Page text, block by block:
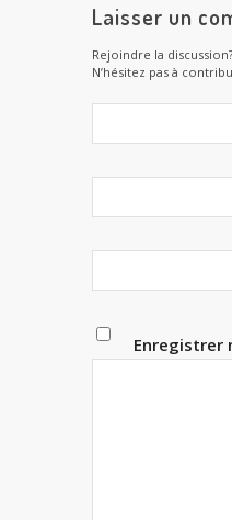
Laisser un
Rejoindre la discussion?
N’hésitez pas à
Enregistrer